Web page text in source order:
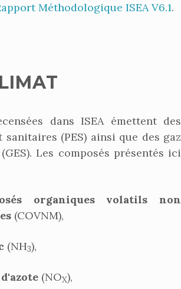
Méthodologique ISEA V6.1.
dans ISEA émettent des
(PES) ainsi que des gaz
Les composés présentés ici
organiques volatils non
(COVNM),
(NH3),
(NOX),